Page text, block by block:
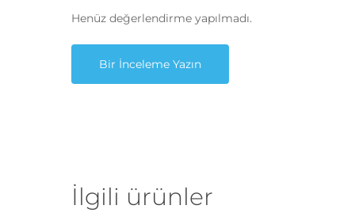
Henüz değerlendirme yapılmadı.
Bir İnceleme Yazın
İlgili ürünler